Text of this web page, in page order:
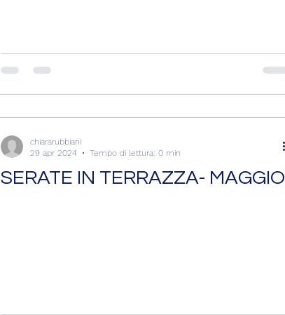
SERATE IN TERRAZZA- MAGGIO
chiararubbiani
29 apr 2024
Tempo di lettura: 0 min